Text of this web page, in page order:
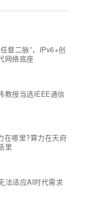
督二脉”，IPv6+创
网络底座
教授当选IEEE通信
在哪里?算力在天府
里
法适应AI时代需求